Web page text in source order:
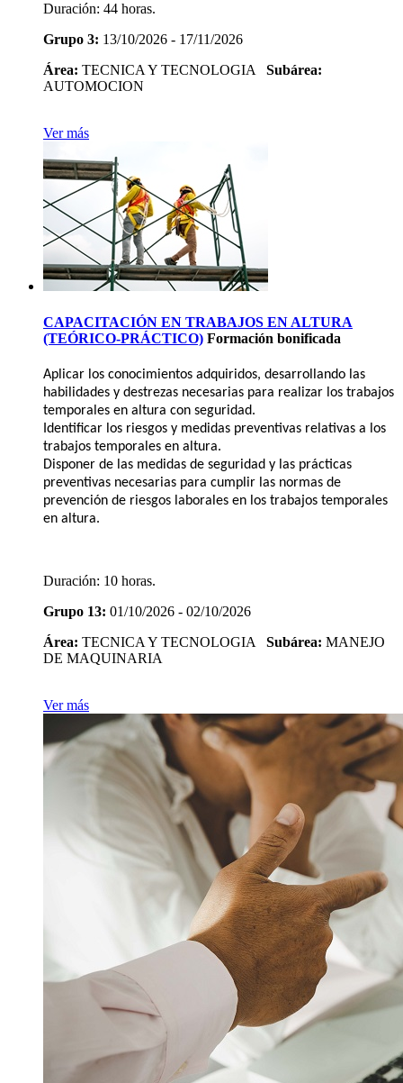
Duración: 44 horas.
Grupo 3: 13/10/2026 - 17/11/2026
Área: TECNICA Y TECNOLOGIA Subárea:
AUTOMOCION
Ver más
CAPACITACIÓN EN TRABAJOS EN ALTURA
(TEÓRICO-PRÁCTICO) Formación bonificada
Aplicar los conocimientos adquiridos, desarrollando las
habilidades y destrezas necesarias para realizar los trabajos
temporales en altura con seguridad.
Identificar los riesgos y medidas preventivas relativas a los
trabajos temporales en altura.
Disponer de las medidas de seguridad y las prácticas
preventivas necesarias para cumplir las normas de
prevención de riesgos laborales en los trabajos temporales
en altura.
Duración: 10 horas.
Grupo 13: 01/10/2026 - 02/10/2026
Área: TECNICA Y TECNOLOGIA Subárea: MANEJO
DE MAQUINARIA
Ver más